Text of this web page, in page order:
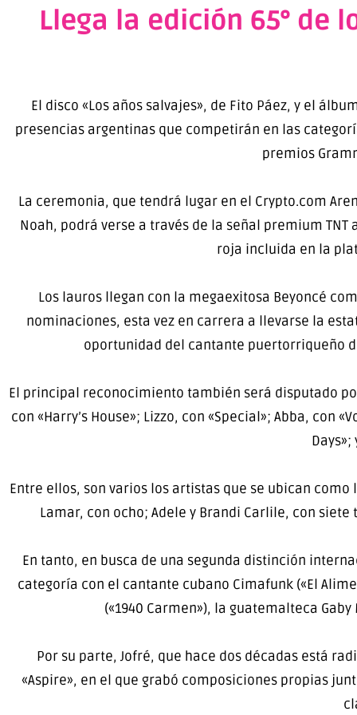
Llega la edición 65° de
El disco «Los años salvajes», de Fito Páez, y el
presencias argentinas que competirán en las
premios
La ceremonia, que tendrá lugar en el Crypto.com
Noah, podrá verse a través de la señal premium
roja incluida en la
Los lauros llegan con la megaexitosa Beyoncé
nominaciones, esta vez en carrera a llevarse la
oportunidad del cantante puertorriqueño
El principal reconocimiento también será disputado
con «Harry’s House»; Lizzo, con «Special»; Abba, con
Entre ellos, son varios los artistas que se ubican
Lamar, con ocho; Adele y Brandi Carlile, con siete
En tanto, en busca de una segunda distinción
categoría con el cantante cubano Cimafunk («El
(«1940 Carmen»), la guatemalteca
Por su parte, Jofré, que hace dos décadas está
«Aspire», en el que grabó composiciones propias